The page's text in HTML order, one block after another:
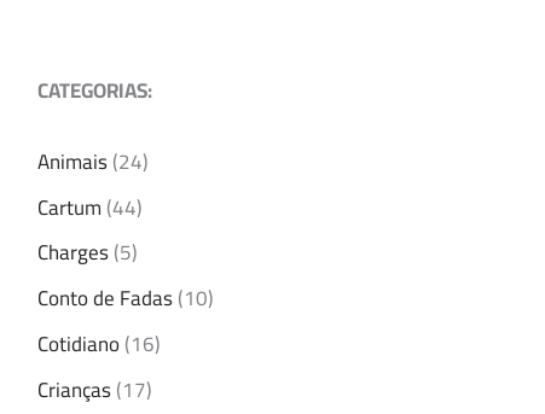
CATEGORIAS:
Animais(24)
Cartum(44)
Charges(5)
Conto de Fadas(10)
Cotidiano(16)
Crianças(17)